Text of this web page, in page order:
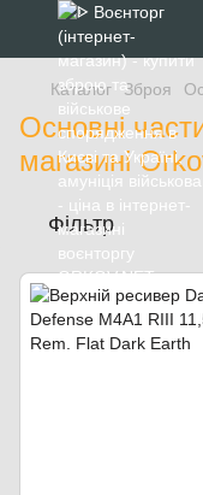
Каталог Зброя
Основні
магазині
Фільтр